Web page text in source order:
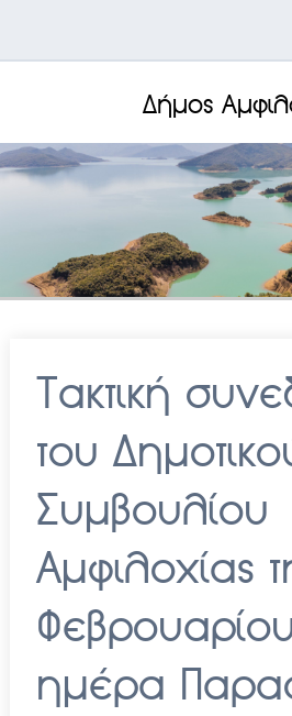
Δήμος
Tακτική
του
Συμβουλίου
Αμφιλοχίας
ημέρα